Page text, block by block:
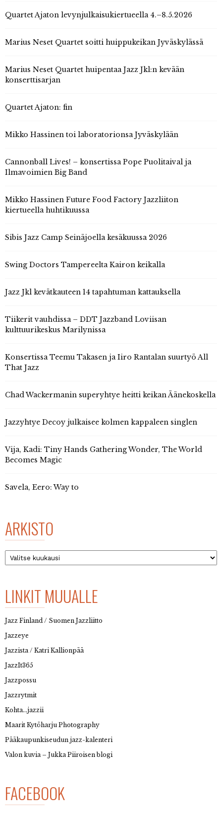
Quartet Ajaton levynjulkaisukiertueella 4.–8.5.2026
Marius Neset Quartet soitti huippukeikan Jyväskylässä
Marius Neset Quartet huipentaa Jazz Jkl:n kevään
konserttisarjan
Quartet Ajaton: fin
Mikko Hassinen toi laboratorionsa Jyväskylään
Cannonball Lives! – konsertissa Pope Puolitaival ja
Ilmavoimien Big Band
Mikko Hassinen Future Food Factory Jazzliiton
kiertueella huhtikuussa
Sibis Jazz Camp Seinäjoella kesäkuussa 2026
Swing Doctors Tampereelta Kairon keikalla
Jazz Jkl kevätkauteen 14 tapahtuman kattauksella
Tiikerit vauhdissa – DDT Jazzband Loviisan
kulttuurikeskus Marilynissa
Konsertissa Teemu Takasen ja Iiro Rantalan suurtyö All
That Jazz
Chad Wackermanin superyhtye heitti keikan Äänekoskella
Jazzyhtye Decoy julkaisee kolmen kappaleen singlen
Vija, Kadi: Tiny Hands Gathering Wonder, The World
Becomes Magic
Savela, Eero: Way to
ARKISTO
Arkisto
LINKIT MUUALLE
Jazz Finland / Suomen Jazzliitto
Jazzeye
Jazzista / Katri Kallionpää
JazzIt365
Jazzpossu
Jazzrytmit
Kohta…jazzii
Maarit Kytöharju Photography
Pääkaupunkiseudun jazz-kalenteri
Valon kuvia – Jukka Piiroisen blogi
FACEBOOK